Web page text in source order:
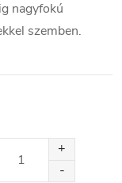
nagyfokú
szemben.